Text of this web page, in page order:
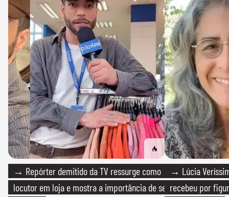
→ Repórter demitido da TV ressurge como
locutor em loja e mostra a importância de ser
→ Lúcia
recebeu por